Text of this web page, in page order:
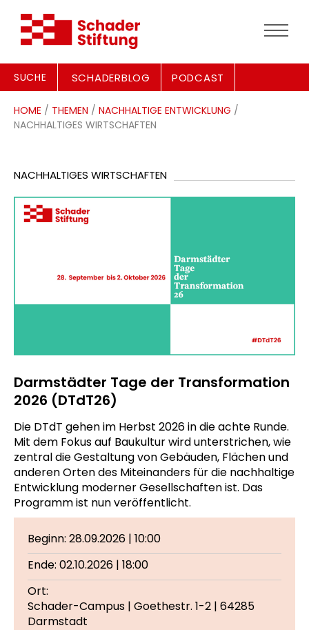
SUCHE SCHADERBLOG PODCAST
HOME / THEMEN / NACHHALTIGE ENTWICKLUNG /
NACHHALTIGES WIRTSCHAFTEN
NACHHALTIGES WIRTSCHAFTEN
Darmstädter Tage der Transformation
2026 (DTdT26)
Die DTdT gehen im Herbst 2026 in die achte Runde.
Mit dem Fokus auf Baukultur wird unterstrichen, wie
zentral die Gestaltung von Gebäuden, Flächen und
anderen Orten des Miteinanders für die nachhaltige
Entwicklung moderner Gesellschaften ist. Das
Programm ist nun veröffentlicht.
Beginn: 28.09.2026 | 10:00
Ende: 02.10.2026 | 18:00
Ort:
Schader-Campus | Goethestr. 1-2 | 64285
Darmstadt